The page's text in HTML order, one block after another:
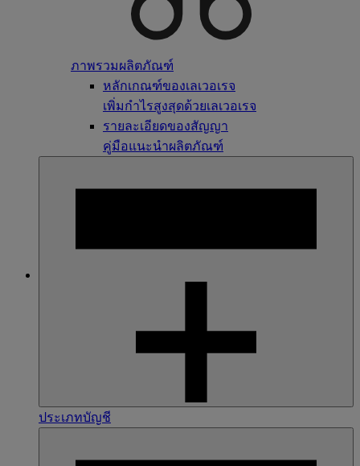
ภาพรวมผลิตภัณฑ์
หลักเกณฑ์ของเลเวอเรจ
เพิ่มกำไรสูงสุดด้วยเลเวอเรจ
รายละเอียดของสัญญา
คู่มือแนะนำผลิตภัณฑ์
ประเภทบัญชี